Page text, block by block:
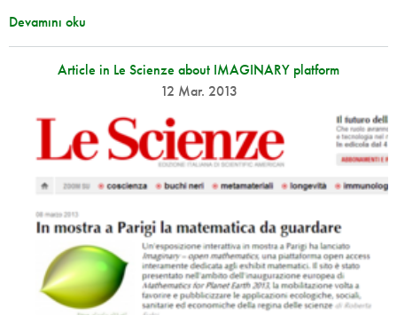
Devamını oku
Article in Le Scienze about IMAGINARY platform
12 Mar. 2013